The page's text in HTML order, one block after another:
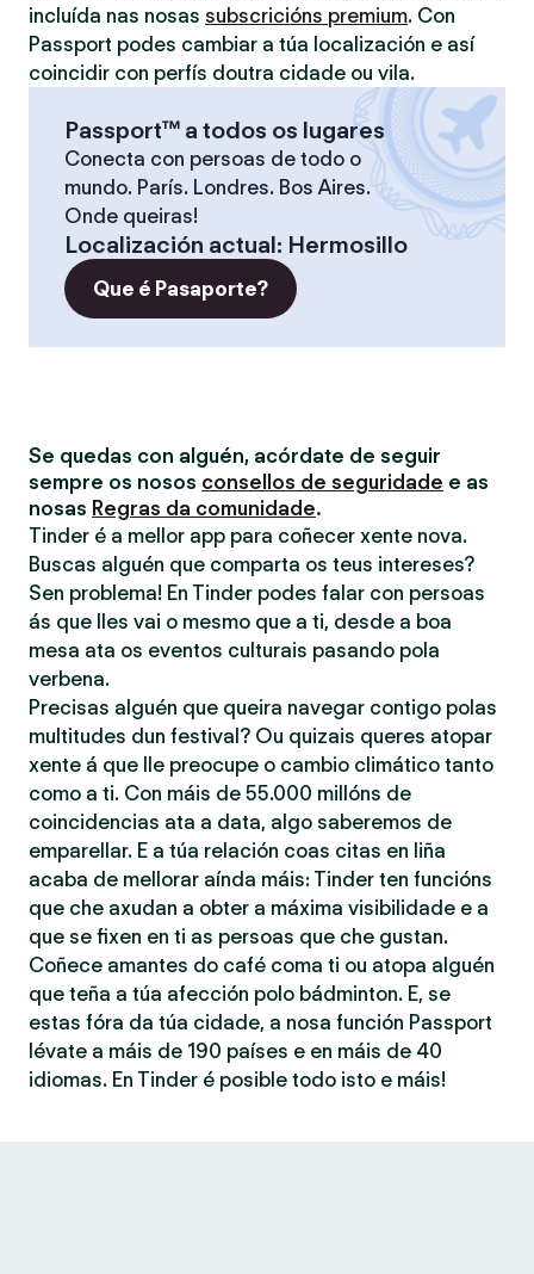
incluída nas nosas subscricións premium. Con
Passport podes cambiar a túa localización e así
coincidir con perfís doutra cidade ou vila.
Passport™ a todos os lugares
Conecta con persoas de todo o
mundo. París. Londres. Bos Aires.
Onde queiras!
Localización actual: Hermosillo
Que é Pasaporte?
Se quedas con alguén, acórdate de seguir
sempre os nosos consellos de seguridade e as
nosas Regras da comunidade.
Tinder é a mellor app para coñecer xente nova.
Buscas alguén que comparta os teus intereses?
Sen problema! En Tinder podes falar con persoas
ás que lles vai o mesmo que a ti, desde a boa
mesa ata os eventos culturais pasando pola
verbena.
Precisas alguén que queira navegar contigo polas
multitudes dun festival? Ou quizais queres atopar
xente á que lle preocupe o cambio climático tanto
como a ti. Con máis de 55.000 millóns de
coincidencias ata a data, algo saberemos de
emparellar. E a túa relación coas citas en liña
acaba de mellorar aínda máis: Tinder ten funcións
que che axudan a obter a máxima visibilidade e a
que se fixen en ti as persoas que che gustan.
Coñece amantes do café coma ti ou atopa alguén
que teña a túa afección polo bádminton. E, se
estas fóra da túa cidade, a nosa función Passport
lévate a máis de 190 países e en máis de 40
idiomas. En Tinder é posible todo isto e máis!